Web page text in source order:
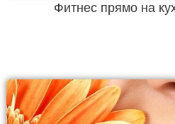
Фитнес прямо на